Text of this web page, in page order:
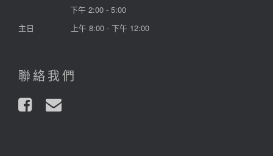
下午 2:00 - 5:00
主日
上午 8:00 - 下午 12:00
聯絡我們